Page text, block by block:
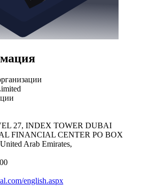
27, INDEX TOWER DUBAI
FINANCIAL CENTER PO BOX
Arab Emirates,
english.aspx